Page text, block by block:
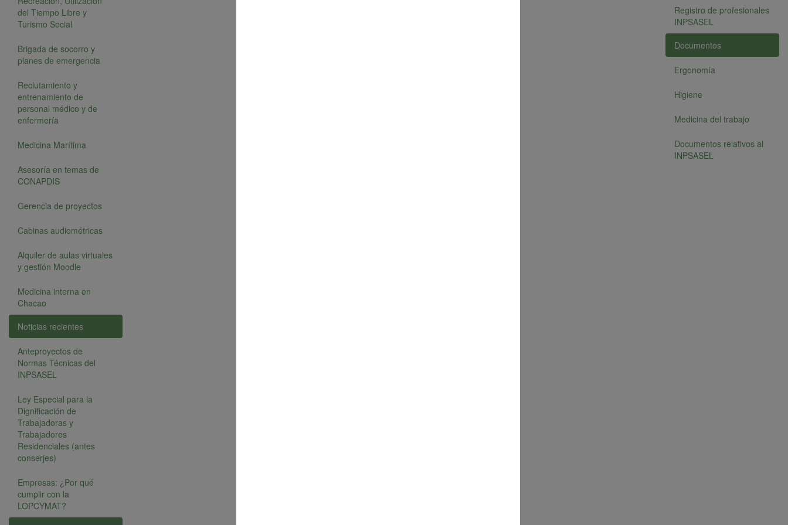
del Tiempo Libre y
Turismo Social
Brigada de socorro y
planes de emergencia
Reclutamiento y
entrenamiento de
personal médico y de
enfermería
Medicina Marítima
Asesoría en temas de
CONAPDIS
Gerencia de proyectos
Cabinas audiométricas
Alquiler de aulas virtuales
y gestión Moodle
Medicina interna en
Chacao
Noticias recientes
Anteproyectos de
Normas Técnicas del
INPSASEL
Ley Especial para la
Dignificación de
Trabajadoras y
Trabajadores
Residenciales (antes
conserjes)
Empresas: ¿Por qué
cumplir con la
LOPCYMAT?
Registro de profesionales
INPSASEL
Documentos
Ergonomía
Higiene
Medicina del trabajo
Documentos relativos al
INPSASEL